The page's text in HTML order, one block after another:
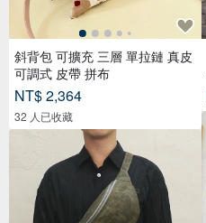
斜背包 可擴充 三層 單拉鏈 真皮
可調式 皮帶 拼布
NT$ 2,364
32 人已收藏